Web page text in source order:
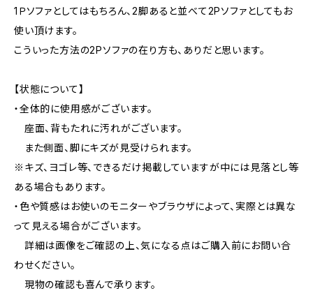
1Ｐソファとしてはもちろん、2脚あると並べて2Pソファとしてもお
使い頂けます。
こういった方法の2Pソファの在り方も、ありだと思います。
【状態について】
・全体的に使用感がございます。
座面、背もたれに汚れがございます。
また側面、脚にキズが見受けられます。
※キズ、ヨゴレ等、できるだけ掲載していますが中には見落とし等
ある場合もあります。
・色や質感はお使いのモニターやブラウザによって、実際とは異な
って見える場合がございます。
詳細は画像をご確認の上、気になる点はご購入前にお問い合
わせください。
現物の確認も喜んで承ります。